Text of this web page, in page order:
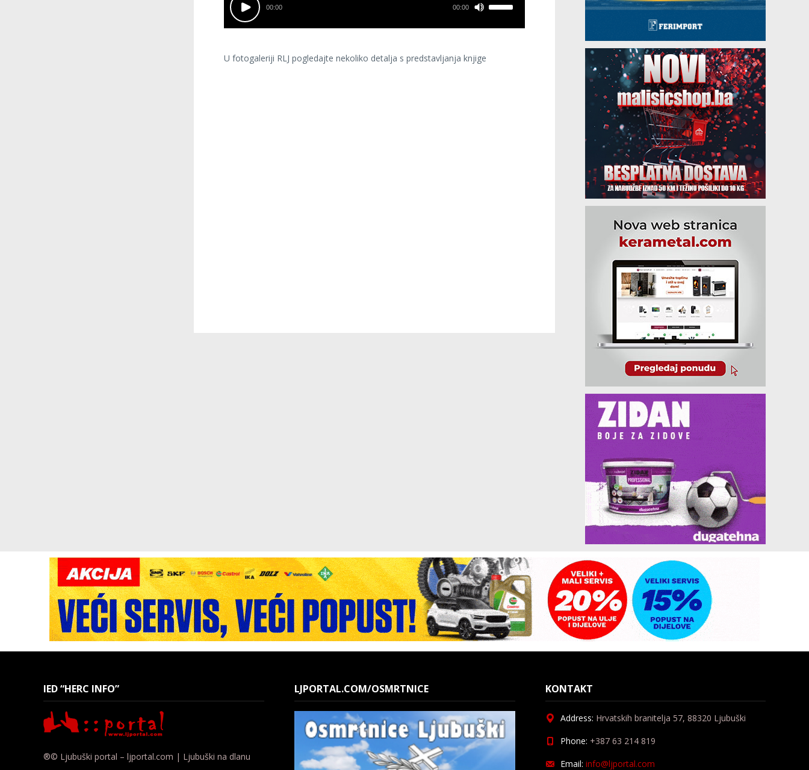
00:00 00:00
U fotogaleriji RLJ pogledajte nekoliko detalja s predstavljanja knjige
IED “HERC INFO”
®© Ljubuški portal – ljportal.com | Ljubuški na dlanu
LJPORTAL.COM/OSMRTNICE KONTAKT
Address: Hrvatskih branitelja 57, 88320 Ljubuški
Phone: +387 63 214 819
Email: info@ljportal.com